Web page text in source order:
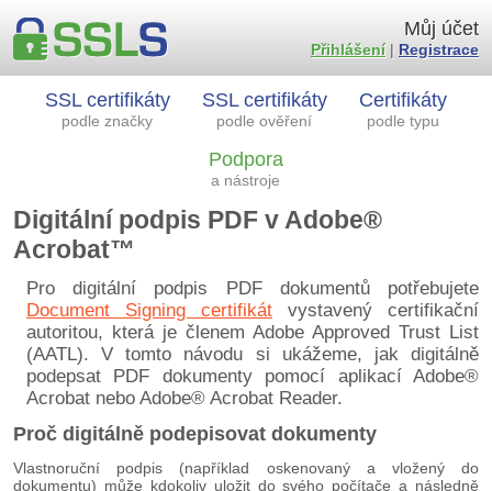
SSL certifikáty
podle značky
SSL certifikáty
podle ověření
Certifikáty
podle typu
Podpora
a nástroje
Můj účet
Přihlášení| Registrace
Digitální podpis PDF v Adobe®
Acrobat™
Pro digitální podpis PDF dokumentů potřebujete
Document Signing certifikát vystavený certifikační
autoritou, která je členem Adobe Approved Trust List
(AATL). V tomto návodu si ukážeme, jak digitálně
podepsat PDF dokumenty pomocí aplikací Adobe®
Acrobat nebo Adobe® Acrobat Reader.
Proč digitálně podepisovat dokumenty
Vlastnoruční podpis (například oskenovaný a vložený do
dokumentu) může kdokoliv uložit do svého počítače a následně